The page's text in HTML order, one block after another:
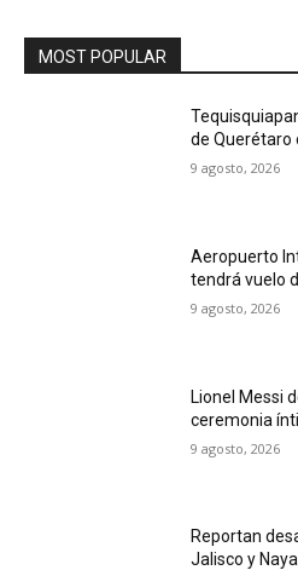
MOST POPULAR
de Querétaro
9 agosto, 2026
Aeropuerto
tendrá vuelo
9 agosto, 2026
Lionel Messi
ceremonia
9 agosto, 2026
Reportan
Jalisco y